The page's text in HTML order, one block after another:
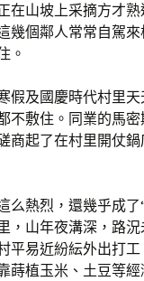
在山坡上采摘方才
幾個鄰人常常自駕
。
假及國慶時代村里
不敷住。同業的馬
商起了在村里開仗
么熱烈，還幾乎成了
，山年夜溝深，路
平易近紛紜外出打
蒔植玉米、土豆等